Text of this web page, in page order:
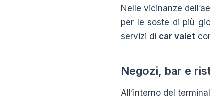
Nelle vicinanze
per le soste di più
servizi di car valet
Negozi, bar e
All’interno del